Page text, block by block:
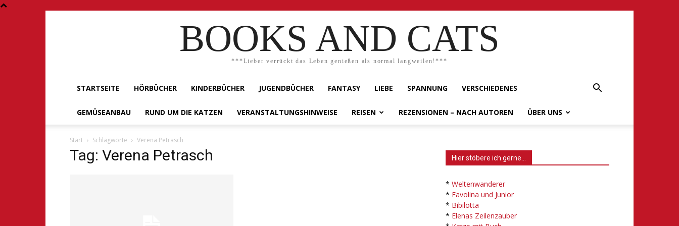
BOOKS AND CATS
***Lieber verrückt das Leben genießen als normal langweilen!***
STARTSEITE HÖRBÜCHER KINDERBÜCHER JUGENDBÜCHER FANTASY LIEBE SPANNUNG VERSCHIEDENES
GEMÜSEANBAU RUND UM DIE KATZEN VERANSTALTUNGSHINWEISE REISEN REZENSIONEN – NACH AUTOREN ÜBER UNS
Start Schlagworte Verena Petrasch
Tag: Verena Petrasch Hier stöbere ich gerne…
* Weltenwanderer
* Favolina und Junior
* Bibilotta
* Elenas Zeilenzauber